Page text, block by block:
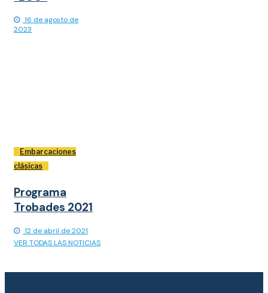
16 de agosto de
2023
Embarcaciones
clásicas
Programa
Trobades 2021
12 de abril de 2021
VER TODAS LAS NOTICIAS